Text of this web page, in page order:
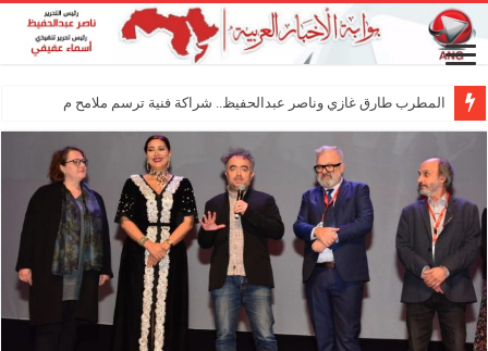
المطرب طارق غازي وناصر عبدالحفيظ.. شراكة فنية ترسم ملامح مستقبل الكليب